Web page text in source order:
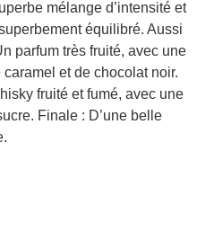
mélange d’intensité et
équilibré. Aussi
parfum très fruité, avec une
et de chocolat noir.
fruité et fumé, avec une
Finale : D’une belle